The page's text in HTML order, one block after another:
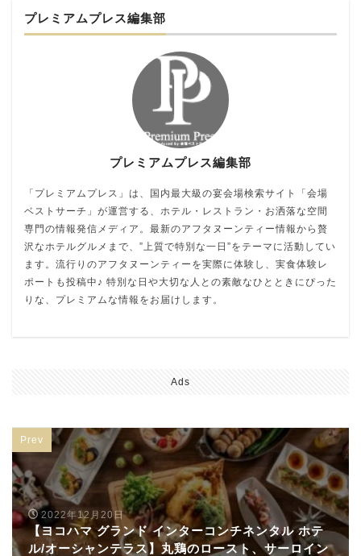
プレミアムプレス編集部
プレミアムプレス編集部
「プレミアムプレス」は、国内最大級の宴会場検索サイト「会場
ベストサーチ」が運営する、ホテル・レストラン・お洒落な空間
専門の情報発信メディア。最新のアフタヌーンティー情報から贅
沢なホテルグルメまで、”上質で特別な一日”をテーマに活動してい
ます。流行りのアフタヌーンティーを実際に体験し、実食体験レ
ポートも投稿中♪ 特別な日や大切な人との素敵なひとときにぴった
りな、プレミアムな情報をお届けします。
Ads
Prev
2022年12月20日
【ヨコハマ グランド インターコンチネンタル ホテ
ル/オーシャンテラス】丸鶏のロースト、サーロイン